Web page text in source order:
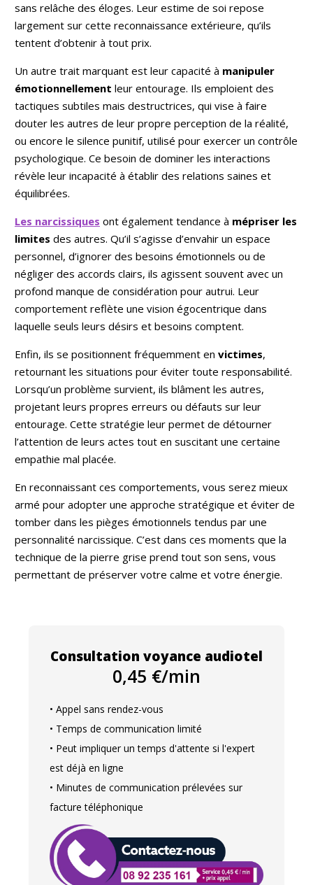
consultations.
Ensemble, nous
sérénité dans tous
les aspects de
votre vie. Au plaisir
de vous
accompagner,
sans relâche des éloges. Leur estime de soi repose
largement sur cette reconnaissance extérieure, qu’ils
tentent d’obtenir à tout prix.
Un autre trait marquant est leur capacité à manipuler
émotionnellement leur entourage. Ils emploient des
tactiques subtiles mais destructrices, qui vise à faire
douter les autres de leur propre perception de la réalité,
ou encore le silence punitif, utilisé pour exercer un contrôle
psychologique. Ce besoin de dominer les interactions
révèle leur incapacité à établir des relations saines et
équilibrées.
Les narcissiques ont également tendance à mépriser les
limites des autres. Qu’il s’agisse d’envahir un espace
personnel, d’ignorer des besoins émotionnels ou de
négliger des accords clairs, ils agissent souvent avec un
profond manque de considération pour autrui. Leur
comportement reflète une vision égocentrique dans
laquelle seuls leurs désirs et besoins comptent.
Enfin, ils se positionnent fréquemment en victimes,
retournant les situations pour éviter toute responsabilité.
Lorsqu’un problème survient, ils blâment les autres,
projetant leurs propres erreurs ou défauts sur leur
entourage. Cette stratégie leur permet de détourner
l’attention de leurs actes tout en suscitant une certaine
empathie mal placée.
En reconnaissant ces comportements, vous serez mieux
armé pour adopter une approche stratégique et éviter de
tomber dans les pièges émotionnels tendus par une
personnalité narcissique. C’est dans ces moments que la
technique de la pierre grise prend tout son sens, vous
permettant de préserver votre calme et votre énergie.
Consultation voyance audiotel
0,45 €/min
• Appel sans rendez-vous
• Temps de communication limité
• Peut impliquer un temps d'attente si l'expert
est déjà en ligne
• Minutes de communication prélevées sur
facture téléphonique